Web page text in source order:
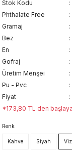
Stok Kodu
Phthalate Free
Gramaj
Bez
En
Gofraj
Üretim Menşei
Pu - Pvc
Fiyat
*173,80 TL den
Renk
Kahve Siyah